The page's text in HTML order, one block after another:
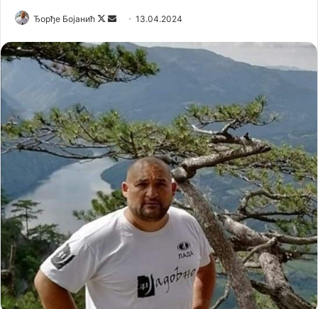
Ђорђе Бојанић
F
l
l
o
o
n
X
n
d
e
m
a
l
13.04.2024